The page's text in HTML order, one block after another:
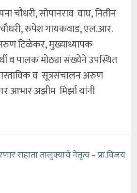
चौधरी, सोपानराव वाघ, नितीन
चौधरी, रुपेश गायकवाड, एल.आर.
टिळेकर, मुख्याध्यापक
व पालक मोठ्या संख्येने उपस्थित
व सूत्रसंचालन अरुण
आभार अझीम मिर्झा यांनी
राहाता तालुक्याचे नेतृत्व – प्रा.विजय